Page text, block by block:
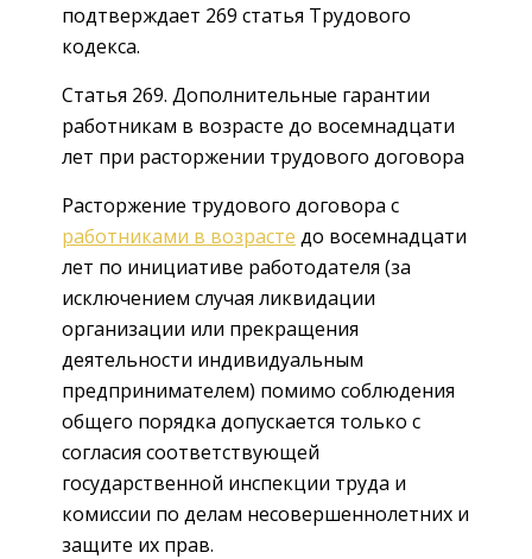
подтверждает 269 статья Трудового
кодекса.
Статья 269. Дополнительные гарантии
работникам в возрасте до восемнадцати
лет при расторжении трудового договора
Расторжение трудового договора с
работниками в возрасте до восемнадцати
лет по инициативе работодателя (за
исключением случая ликвидации
организации или прекращения
деятельности индивидуальным
предпринимателем) помимо соблюдения
общего порядка допускается только с
согласия соответствующей
государственной инспекции труда и
комиссии по делам несовершеннолетних и
защите их прав.